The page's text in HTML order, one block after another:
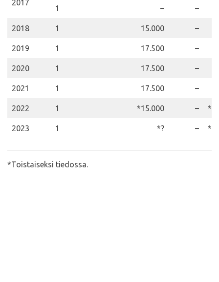
2017
1
–
–
2018 1 15.000 –
2019 1 17.500 –
2020 1 17.500 –
2021 1 17.500 –
2022 1 *15.000 –
2023 1 *? –
*Toistaiseksi tiedossa.